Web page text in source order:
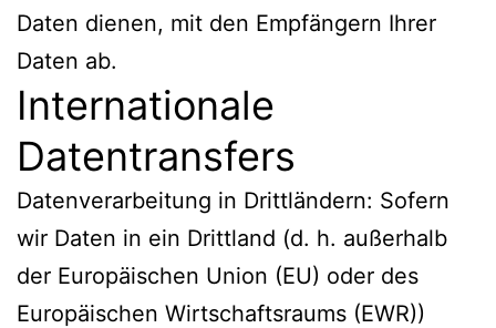
Daten dienen, mit den Empfängern Ihrer
Daten ab.
Internationale
Datentransfers
Datenverarbeitung in Drittländern: Sofern
wir Daten in ein Drittland (d. h. außerhalb
der Europäischen Union (EU) oder des
Europäischen Wirtschaftsraums (EWR))